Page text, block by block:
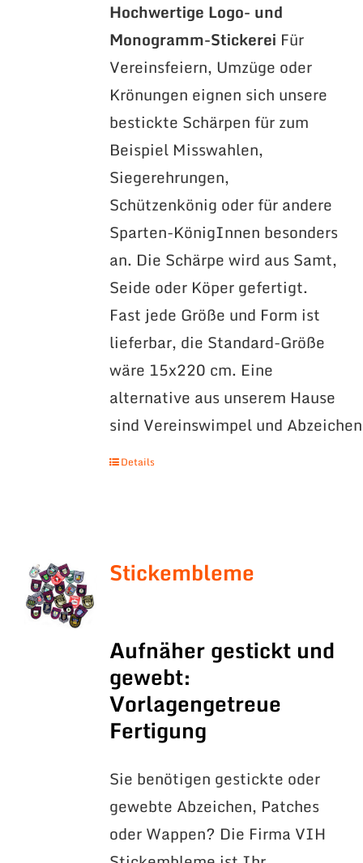
Hochwertige Logo- und
Monogramm-Stickerei Für
Vereinsfeiern, Umzüge oder
Krönungen eignen sich unsere
bestickte Schärpen für zum
Beispiel Misswahlen,
Siegerehrungen,
Schützenkönig oder für andere
Sparten-KönigInnen besonders
an. Die Schärpe wird aus Samt,
Seide oder Köper gefertigt.
Fast jede Größe und Form ist
lieferbar, die Standard-Größe
wäre 15x220 cm. Eine
alternative aus unserem Hause
sind Vereinswimpel und
Details
Stickembleme
Aufnäher gestickt und
gewebt:
Vorlagengetreue
Fertigung
Sie benötigen gestickte oder
gewebte Abzeichen, Patches
oder Wappen? Die Firma VIH